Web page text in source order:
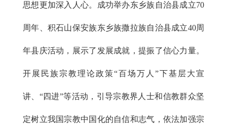
思想更加深入人心。成功举办东乡族自治县成立70
周年、积石山保安族东乡族撒拉族自治县成立40周
年县庆活动，展示了发展成就，提振了信心力量。
开展民族宗教理论政策“百场万人”下基层大宣
讲、“四进”等活动，引导宗教界人士和信教群众坚
定树立我国宗教中国化的自信和志气，依法加强宗